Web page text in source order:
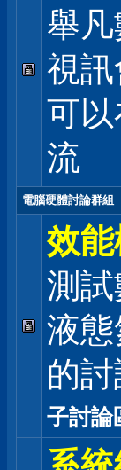
舉
視
可
流
電腦硬體討論群組
效
測
液
的
子討論